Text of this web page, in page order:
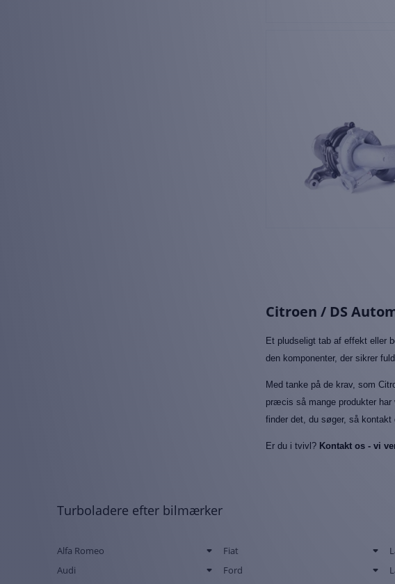
Citroen / DS
Et pludseligt tab af effekt eller
den komponenter, der sikrer
Med tanke på de krav, som
præcis så mange produkter
finder det, du søger, så
Er du i tvivl? Kontakt os - vi
Turboladere efter bilmærker
Alfa Romeo
Audi
Fiat
Ford